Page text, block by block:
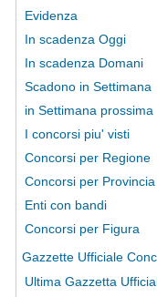
Evidenza
In scadenza Oggi
In scadenza Domani
Scadono in Settimana
in Settimana prossima
I concorsi piu' visti
Concorsi per Regione
Concorsi per Provincia
Enti con bandi
Concorsi per Figura
Gazzette Ufficiale
Ultima Gazzetta